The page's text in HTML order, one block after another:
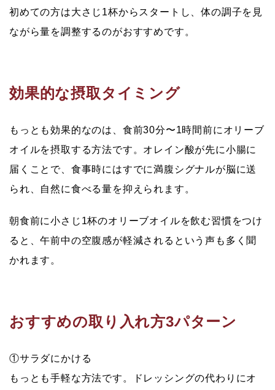
初めての方は大さじ1杯からスタートし、体の調子を見
ながら量を調整するのがおすすめです。
効果的な摂取タイミング
もっとも効果的なのは、食前30分〜1時間前にオリーブ
オイルを摂取する方法です。オレイン酸が先に小腸に
届くことで、食事時にはすでに満腹シグナルが脳に送
られ、自然に食べる量を抑えられます。
朝食前に小さじ1杯のオリーブオイルを飲む習慣をつけ
ると、午前中の空腹感が軽減されるという声も多く聞
かれます。
おすすめの取り入れ方3パターン
①サラダにかける
もっとも手軽な方法です。ドレッシングの代わりにオ